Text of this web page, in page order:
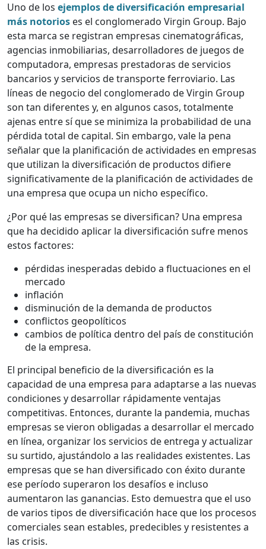
Uno de los ejemplos de diversificación empresarial
más notorios es el conglomerado Virgin Group. Bajo
esta marca se registran empresas cinematográficas,
agencias inmobiliarias, desarrolladores de juegos de
computadora, empresas prestadoras de servicios
bancarios y servicios de transporte ferroviario. Las
líneas de negocio del conglomerado de Virgin Group
son tan diferentes y, en algunos casos, totalmente
ajenas entre sí que se minimiza la probabilidad de una
pérdida total de capital. Sin embargo, vale la pena
señalar que la planificación de actividades en empresas
que utilizan la diversificación de productos difiere
significativamente de la planificación de actividades de
una empresa que ocupa un nicho específico.
¿Por qué las empresas se diversifican? Una empresa
que ha decidido aplicar la diversificación sufre menos
estos factores:
pérdidas inesperadas debido a fluctuaciones en el
mercado
inflación
disminución de la demanda de productos
conflictos geopolíticos
cambios de política dentro del país de constitución
de la empresa.
El principal beneficio de la diversificación es la
capacidad de una empresa para adaptarse a las nuevas
condiciones y desarrollar rápidamente ventajas
competitivas. Entonces, durante la pandemia, muchas
empresas se vieron obligadas a desarrollar el mercado
en línea, organizar los servicios de entrega y actualizar
su surtido, ajustándolo a las realidades existentes. Las
empresas que se han diversificado con éxito durante
ese período superaron los desafíos e incluso
aumentaron las ganancias. Esto demuestra que el uso
de varios tipos de diversificación hace que los procesos
comerciales sean estables, predecibles y resistentes a
las crisis.